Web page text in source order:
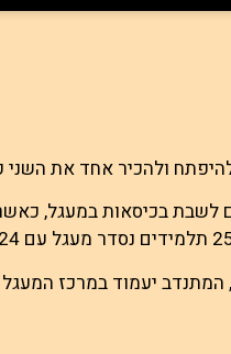
ולהכיר אחד את השני
יעמוד במרכז המעגל